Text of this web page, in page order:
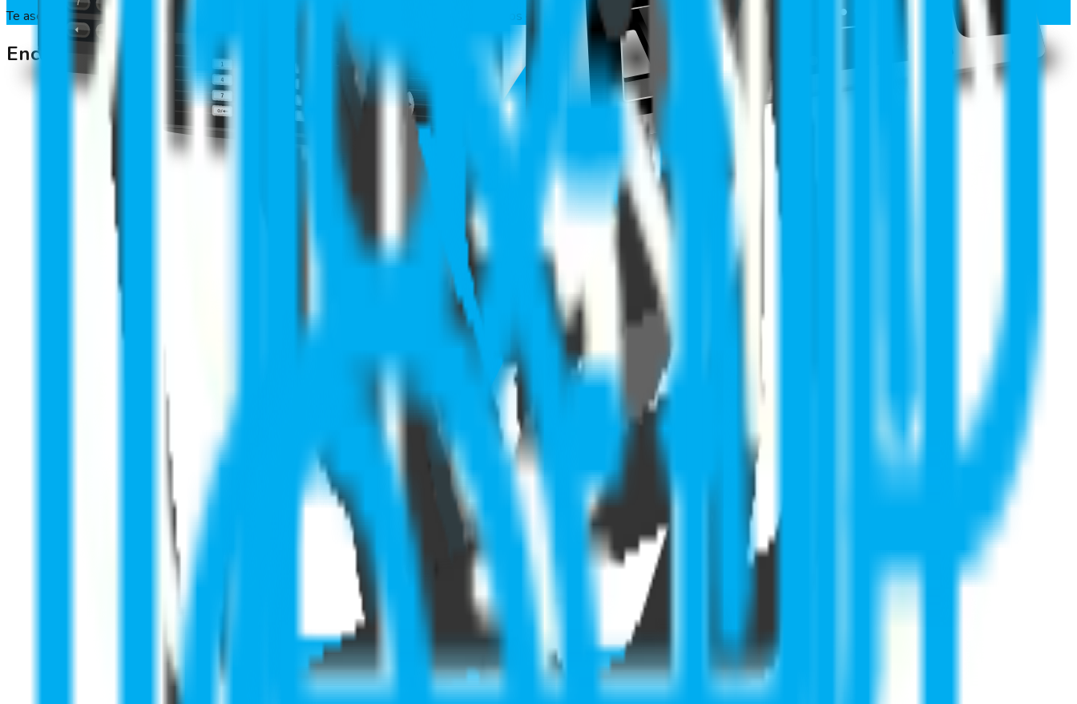
Te asesoramos con todo lo necesario para instalar el control de asistencia y te acompañamos durante el proceso para que obtengas el máximo provecho.
Encuentra el marcaje perfecto para tu empresa